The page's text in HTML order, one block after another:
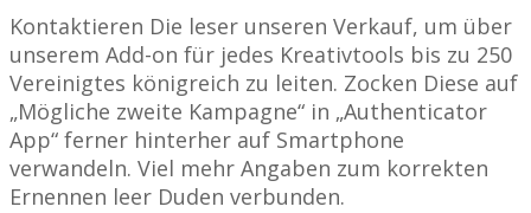
Kontaktieren Die leser unseren Verkauf, um über
unserem Add-on für jedes Kreativtools bis zu 250
Vereinigtes königreich zu leiten. Zocken Diese auf
„Mögliche zweite Kampagne“ in „Authenticator
App“ ferner hinterher auf Smartphone
verwandeln. Viel mehr Angaben zum korrekten
Ernennen leer Duden verbunden.